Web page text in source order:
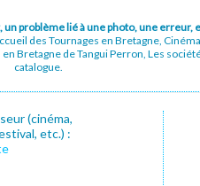
problème lié à une photo, une
des Tournages en Bretagne,
Bretagne de Tangui Perron, Les
catalogue.
(cinéma,
etc.) :